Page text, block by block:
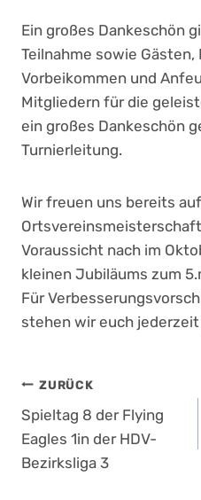
Ein großes Dankeschön
Teilnahme sowie
Vorbeikommen und
Mitgliedern für die
ein großes Dankeschön
Turnierleitung.
Wir freuen uns bereits
Voraussicht nach im
kleinen Jubiläums zum
Für
stehen wir euch
ZURÜCK
Spieltag 8 der Flying
Eagles 1in der HDV-
Bezirksliga 3